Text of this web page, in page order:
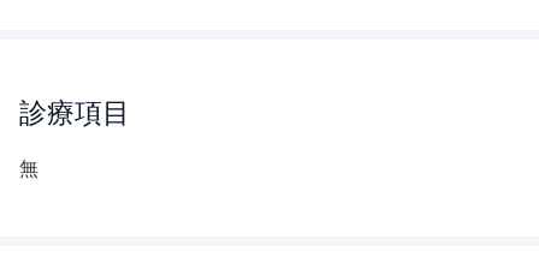
診療項目
無